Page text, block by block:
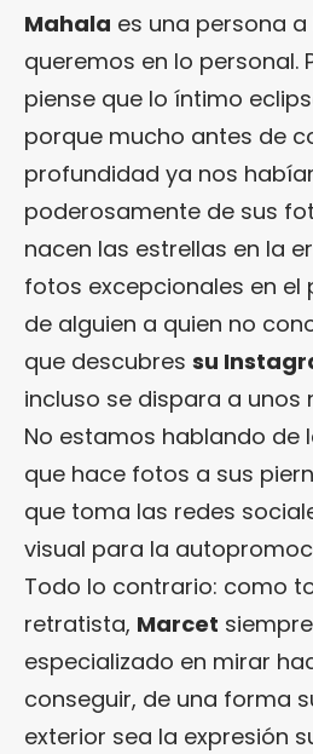
Mahala es una persona
queremos en lo personal.
piense que lo íntimo
porque mucho antes de
profundidad ya nos
poderosamente de sus
nacen las estrellas en la
fotos excepcionales en el
de alguien a quien no
que descubres su
incluso se dispara a unos
No estamos hablando de
que hace fotos a sus
que toma las redes
visual para la
Todo lo contrario: como
retratista, Marcet
especializado en mirar
conseguir, de una forma
exterior sea la expresión